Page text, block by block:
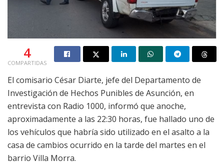
4
COMPARTIDAS
El comisario César Diarte, jefe del Departamento de
Investigación de Hechos Punibles de Asunción, en
entrevista con Radio 1000, informó que anoche,
aproximadamente a las 22:30 horas, fue hallado uno de
los vehículos que habría sido utilizado en el asalto a la
casa de cambios ocurrido en la tarde del martes en el
barrio Villa Morra.